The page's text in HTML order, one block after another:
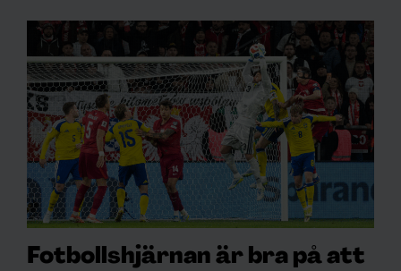
Fotbollshjärnan är bra på att